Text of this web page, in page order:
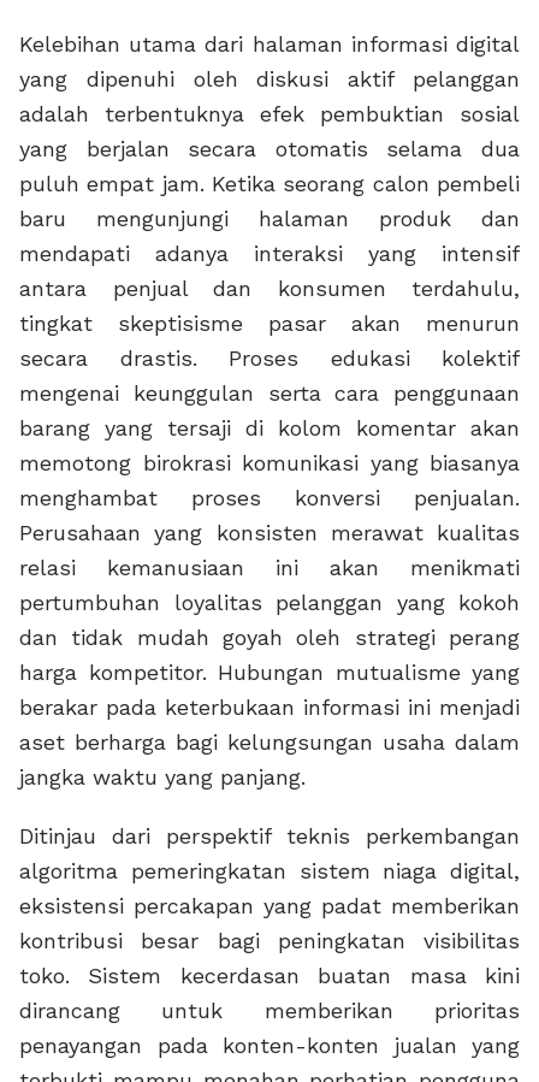
Kelebihan utama dari halaman informasi digital
yang dipenuhi oleh diskusi aktif pelanggan
adalah terbentuknya efek pembuktian sosial
yang berjalan secara otomatis selama dua
puluh empat jam. Ketika seorang calon pembeli
baru mengunjungi halaman produk dan
mendapati adanya interaksi yang intensif
antara penjual dan konsumen terdahulu,
tingkat skeptisisme pasar akan menurun
secara drastis. Proses edukasi kolektif
mengenai keunggulan serta cara penggunaan
barang yang tersaji di kolom komentar akan
memotong birokrasi komunikasi yang biasanya
menghambat proses konversi penjualan.
Perusahaan yang konsisten merawat kualitas
relasi kemanusiaan ini akan menikmati
pertumbuhan loyalitas pelanggan yang kokoh
dan tidak mudah goyah oleh strategi perang
harga kompetitor. Hubungan mutualisme yang
berakar pada keterbukaan informasi ini menjadi
aset berharga bagi kelungsungan usaha dalam
jangka waktu yang panjang.
Ditinjau dari perspektif teknis perkembangan
algoritma pemeringkatan sistem niaga digital,
eksistensi percakapan yang padat memberikan
kontribusi besar bagi peningkatan visibilitas
toko. Sistem kecerdasan buatan masa kini
dirancang untuk memberikan prioritas
penayangan pada konten-konten jualan yang